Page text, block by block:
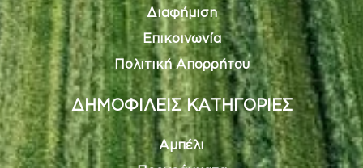
Διαφήμιση
Επικοινωνία
Πολιτική Απορρήτου
ΔΗΜΟΦΙΛΕΙΣ ΚΑΤΗΓΟΡΙΕΣ
Αμπέλι